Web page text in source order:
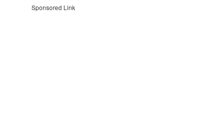
Sponsored Link